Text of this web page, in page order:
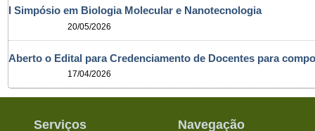
I Simpósio em Biologia Molecular e Nanotecnologia
20/05/2026
Aberto o Edital para Credenciamento de Docentes para
17/04/2026
Serviços Navegação